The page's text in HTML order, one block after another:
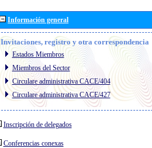
Información general
Invitaciones, registro y otra correspondencia
Estados Miembros
Miembros del Sector
Circulare administrativa CACE/404
Circulare administrativa CACE/427
Inscripción de delegados
Conferencias conexas